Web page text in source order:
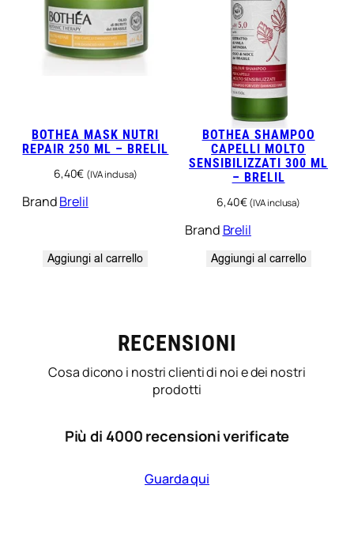
BOTHEA MASK NUTRI
REPAIR 250 ML – BRELIL
6,40€ (IVA inclusa)
BrandBrelil
Aggiungi al carrello
BOTHEA SHAMPOO
CAPELLI MOLTO
SENSIBILIZZATI 300 ML
– BRELIL
6,40€ (IVA inclusa)
Brand Brelil
Aggiungi al carrello
RECENSIONI
Cosa dicono i nostri clienti di noi e dei nostri
prodotti
Più di 4000 recensioni verificate
Guarda qui